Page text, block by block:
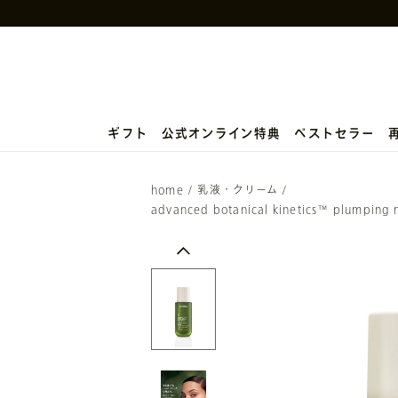
ギフト 公式オンライン特典 ベストセラー
home / 乳液・クリーム /
advanced botanical kinetics™ plumping